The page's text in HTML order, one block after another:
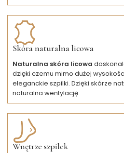
Skóra naturalna licowa
Naturalna skóra licowa
dzięki czemu mimo dużej
eleganckie szpilki. Dzięki skórze
naturalna wentylację.
Wnętrze szpilek